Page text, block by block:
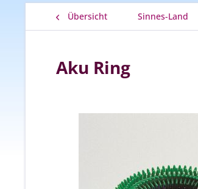
Übersicht Sinnes-Land
Aku Ring